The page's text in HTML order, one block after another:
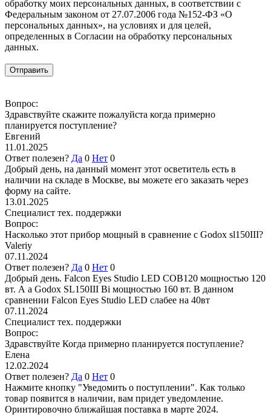
обработку моих персональных данных, в соответствии с
Федеральным законом от 27.07.2006 года №152-ФЗ «О
персональных данных», на условиях и для целей,
определенных в Согласии на обработку персональных
данных.
Вопрос:
Здравствуйте скажите пожалуйста когда примерно
планируется поступление?
Евгений
11.01.2025
Ответ полезен? Да 0 Нет 0
Добрый день, на данный момент этот осветитель есть в
наличии на складе в Москве, вы можете его заказать через
форму на сайте.
13.01.2025
Специалист тех. поддержки
Вопрос:
Насколько этот прибор мощный в сравнение с Godox sl150III?
Valeriy
07.11.2024
Ответ полезен? Да 0 Нет 0
Добрый день. Falcon Eyes Studio LED COB120 мощностью 120
вт. А а Godox SL150III Bi мощностью 160 вт. В данном
сравнении Falcon Eyes Studio LED слабее на 40вт
07.11.2024
Специалист тех. поддержки
Вопрос:
Здравствуйте Когда примерно планируется поступление?
Елена
12.02.2024
Ответ полезен? Да 0 Нет 0
Нажмите кнопку "Уведомить о поступлении". Как только
товар появится в наличии, вам придет уведомление.
Оринтировочно ближайшая поставка в марте 2024.